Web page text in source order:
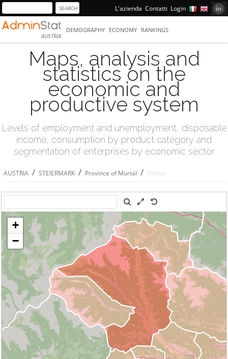
L'azienda Contatti Login
AUSTRIA
DEMOGRAPHY ECONOMY RANKINGS
Maps, analysis and
statistics on the
economic and
productive system
Levels of employment and unemployment, disposable
income, consumption by product category and
segmentation of enterprises by economic sector
AUSTRIA / STEIERMARK / Province of Murtal / Pölstal